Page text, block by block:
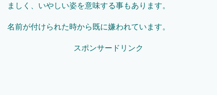
ましく、いやしい姿を意味する事もあります。
名前が付けられた時から既に嫌われています。
スポンサードリンク